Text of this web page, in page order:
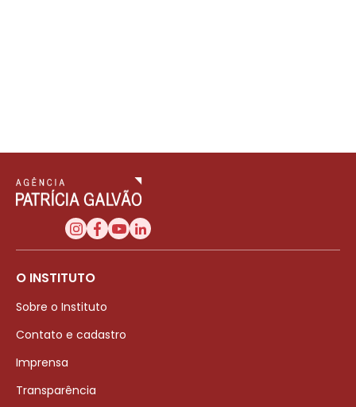
O INSTITUTO
Sobre o Instituto
Contato e cadastro
Imprensa
Transparência